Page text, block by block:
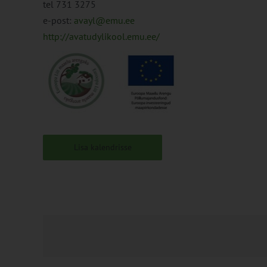
tel 731 3275
e-post: avayl@emu.ee
http://avatudylikool.emu.ee/